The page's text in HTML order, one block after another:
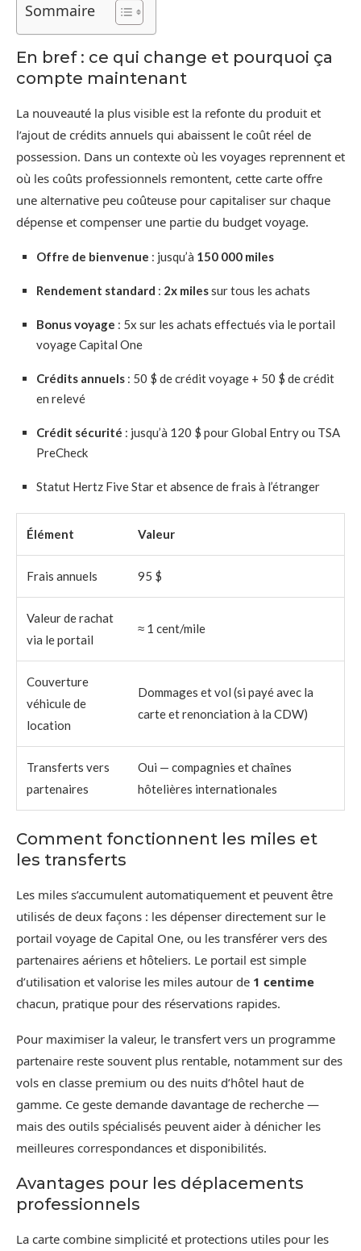
Sommaire
En bref : ce qui change et pourquoi ça
compte maintenant
La nouveauté la plus visible est la refonte du produit et
l’ajout de crédits annuels qui abaissent le coût réel de
possession. Dans un contexte où les voyages reprennent et
où les coûts professionnels remontent, cette carte offre
une alternative peu coûteuse pour capitaliser sur chaque
dépense et compenser une partie du budget voyage.
Offre de bienvenue : jusqu’à 150 000 miles
Rendement standard : 2x milessur tous les achats
Bonus voyage : 5x sur les achats effectués via le portail
voyage Capital One
Crédits annuels : 50 $ de crédit voyage + 50 $ de crédit
en relevé
Crédit sécurité : jusqu’à 120 $ pour Global Entry ou TSA
PreCheck
Statut Hertz Five Star et absence de frais à l’étranger
Élément Valeur
Frais annuels 95 $
Valeur de rachat
via le portail
≈ 1 cent/mile
Couverture
véhicule de
location
Dommages et vol (si payé avec la
carte et renonciation à la CDW)
Transferts vers
partenaires
Oui — compagnies et chaînes
hôtelières internationales
Comment fonctionnent les miles et
les transferts
Les miles s’accumulent automatiquement et peuvent être
utilisés de deux façons : les dépenser directement sur le
portail voyage de Capital One, ou les transférer vers des
partenaires aériens et hôteliers. Le portail est simple
d’utilisation et valorise les miles autour de 1 centime
chacun, pratique pour des réservations rapides.
Pour maximiser la valeur, le transfert vers un programme
partenaire reste souvent plus rentable, notamment sur des
vols en classe premium ou des nuits d’hôtel haut de
gamme. Ce geste demande davantage de recherche —
mais des outils spécialisés peuvent aider à dénicher les
meilleures correspondances et disponibilités.
Avantages pour les déplacements
professionnels
La carte combine simplicité et protections utiles pour les